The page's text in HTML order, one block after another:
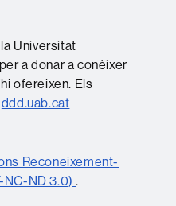
Universitat
a donar a conèixer
ofereixen. Els
ddd.uab.cat
Reconeixement-
NC-ND 3.0).